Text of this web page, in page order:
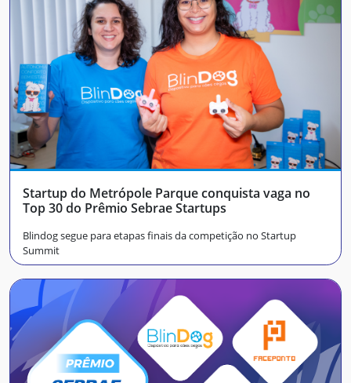
Startup do Metrópole Parque conquista vaga no
Top 30 do Prêmio Sebrae Startups
Blindog segue para etapas finais da competição no Startup
Summit